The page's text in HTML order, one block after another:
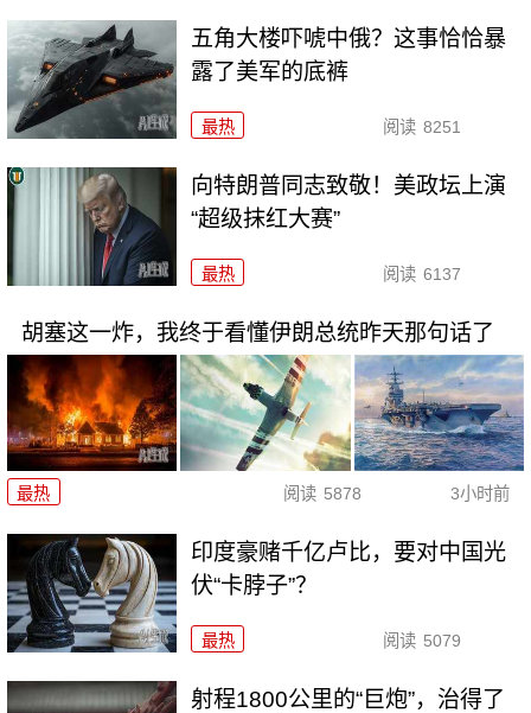
五角大楼吓唬中俄？这事恰恰暴
露了美军的底裤
最热 阅读 8251
向特朗普同志致敬！美政坛上演
“超级抹红大赛”
最热 阅读 6137
胡塞这一炸，我终于看懂伊朗总统昨天那句话了
最热 阅读 5878 3小时前
印度豪赌千亿卢比，要对中国光
伏“卡脖子”？
最热 阅读 5079
射程1800公里的“巨炮”，治得了